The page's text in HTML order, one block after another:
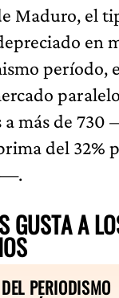
Maduro, el
en
período,
a más de 730
del 32%
GUSTA A
PERIODISMO